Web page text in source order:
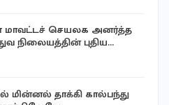
மாவட்டச் செயலக அனர்த்த
நிலையத்தின் புதிய…
மின்னல் தாக்கி கால்பந்து